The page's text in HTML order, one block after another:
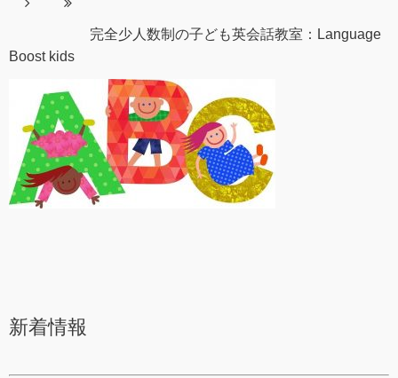
完全少人数制の子ども英会話教室：Language
Boost kids
新着情報